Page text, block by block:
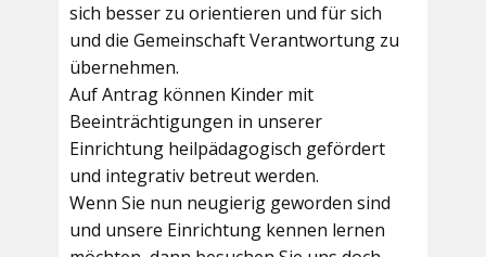
sich besser zu orientieren und für sich
und die Gemeinschaft Verantwortung zu
übernehmen.
Auf Antrag können Kinder mit
Beeinträchtigungen in unserer
Einrichtung heilpädagogisch gefördert
und integrativ betreut werden.
Wenn Sie nun neugierig geworden sind
und unsere Einrichtung kennen lernen